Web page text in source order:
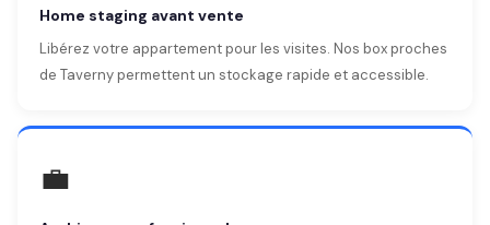
Home staging avant vente
Libérez votre appartement pour les visites. Nos box proches
de Taverny permettent un stockage rapide et accessible.
💼